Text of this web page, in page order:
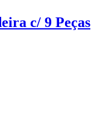
c/ 9 Peças